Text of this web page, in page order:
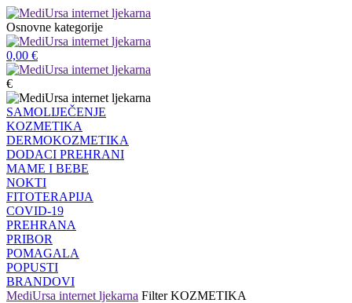
Osnovne kategorije
0,00 €
€
SAMOLIJEČENJE
KOZMETIKA
DERMOKOZMETIKA
DODACI PREHRANI
MAME I BEBE
NOKTI
FITOTERAPIJA
COVID-19
PREHRANA
PRIBOR
POMAGALA
POPUSTI
BRANDOVI
MediUrsa internet ljekarna Filter KOZMETIKA